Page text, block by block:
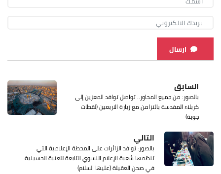
ارسال
السابق
بالصور: من جميع المحاور.. تواصل توافد المعزين إلى
كربلاء المقدسة بالتزامن مع زيارة الاربعين (لقطات
جوية)
التالي
بالصور: توافد الزائرات على المحطة الإعلامية التي
تنظمها شعبة الإعلام النسوي التابعة للعتبة الحسينية
في صحن العقيلة (عليها السلام)